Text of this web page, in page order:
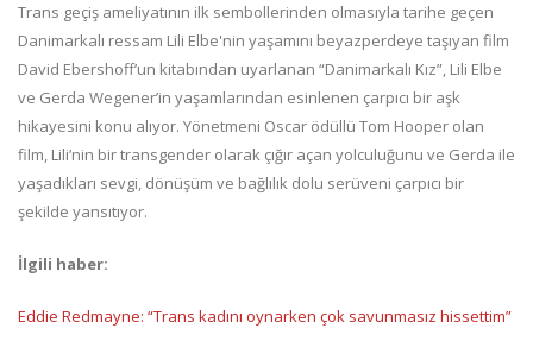
Trans geçiş ameliyatının ilk sembollerinden olmasıyla tarihe geçen
Danimarkalı ressam Lili Elbe'nin yaşamını beyazperdeye taşıyan film
David Ebershoff’un kitabından uyarlanan “Danimarkalı Kız”, Lili Elbe
ve Gerda Wegener’in yaşamlarından esinlenen çarpıcı bir aşk
hikayesini konu alıyor. Yönetmeni Oscar ödüllü Tom Hooper olan
film, Lili’nin bir transgender olarak çığır açan yolculuğunu ve Gerda ile
yaşadıkları sevgi, dönüşüm ve bağlılık dolu serüveni çarpıcı bir
şekilde yansıtıyor.
İlgili haber:
Eddie Redmayne: “Trans kadını oynarken çok savunmasız hissettim”